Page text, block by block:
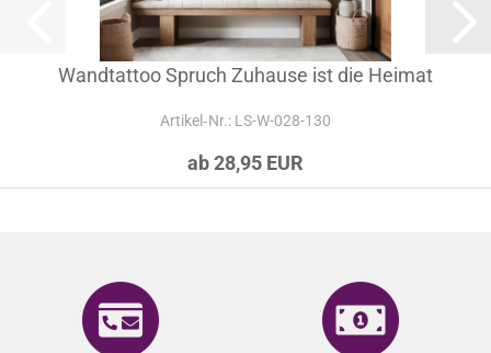
Wandtattoo Spruch Zuhause ist die Heimat
Artikel‑Nr.: LS-W-028-130
ab 28,95 EUR